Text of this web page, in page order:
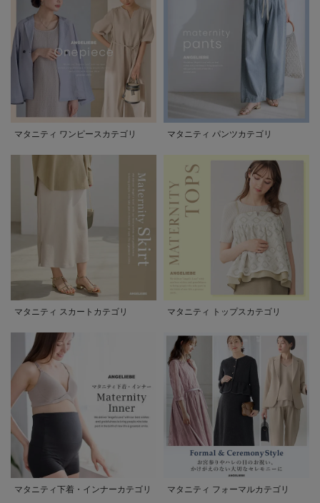
マタニティ ワンピースカテゴリ マタニティ パンツカテゴリ
マタニティ スカートカテゴリ マタニティ トップスカテゴリ
マタニティ下着・インナーカテゴリ マタニティ フォーマルカテゴリ